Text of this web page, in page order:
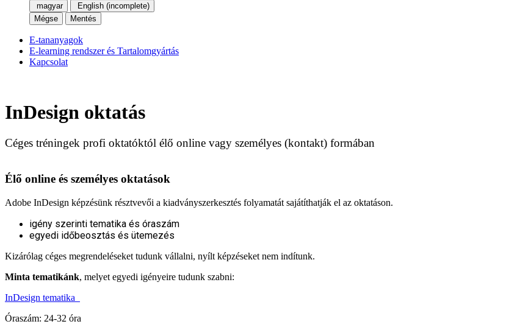
magyar
English (incomplete)
Mégse
Mentés
E-tananyagok
E-learning rendszer és Tartalomgyártás
Kapcsolat
InDesign oktatás
Céges tréningek profi oktatóktól élő online vagy személyes (kontakt) formában
Élő online és személyes oktatások
Adobe InDesign képzésünk résztvevői a kiadványszerkesztés folyamatát sajátíthatják el az oktatáson.
igény szerinti tematika és óraszám
egyedi időbeosztás és ütemezés
Kizárólag céges megrendeléseket tudunk vállalni, nyílt képzéseket nem indítunk.
Minta tematikánk, melyet egyedi igényeire tudunk szabni:
InDesign tematika
Óraszám: 24-32 óra